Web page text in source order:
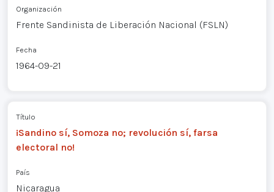
Organización
Frente Sandinista de Liberación Nacional (FSLN)
Fecha
1964-09-21
Título
¡Sandino sí, Somoza no; revolución sí, farsa
electoral no!
País
Nicaragua